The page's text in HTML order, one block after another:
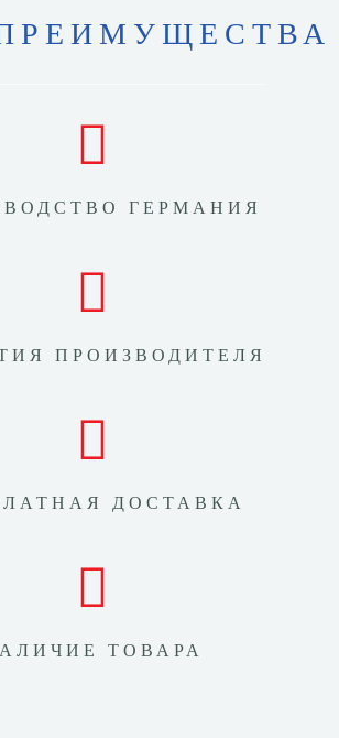
ГЕРМАНИЯ
ПРОИЗВОДИТЕЛЯ
ДОСТАВКА
ТОВАРА